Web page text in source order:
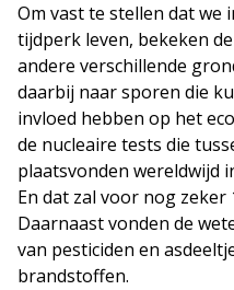
Om vast te stellen dat we
tijdperk leven, bekeken
andere verschillende
daarbij naar sporen die
invloed hebben op het
de nucleaire tests die
plaatsvonden wereldwijd
En dat zal voor nog zeker
Daarnaast vonden de
van pesticiden en
brandstoffen.